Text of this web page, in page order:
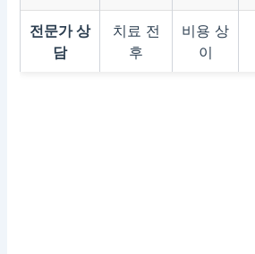
전문가 상
담
치료 전
후
비용 상
이